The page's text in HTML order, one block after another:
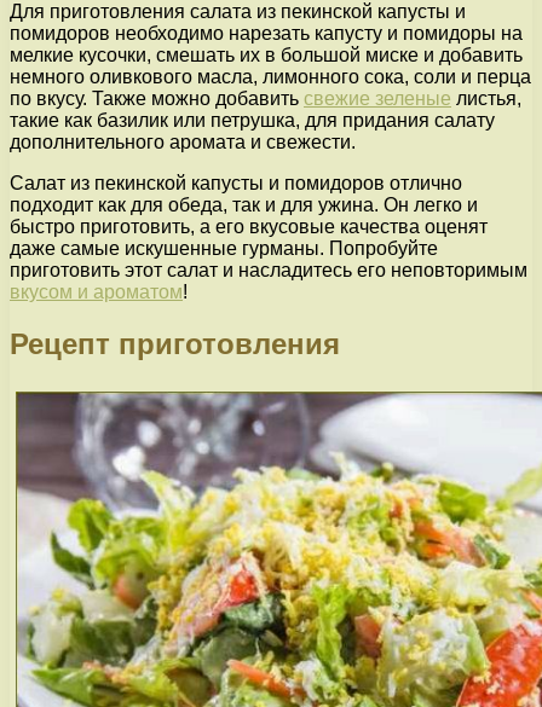
Для приготовления салата из пекинской капусты и
помидоров необходимо нарезать капусту и помидоры на
мелкие кусочки, смешать их в большой миске и добавить
немного оливкового масла, лимонного сока, соли и перца
по вкусу. Также можно добавить свежие зеленые листья,
такие как базилик или петрушка, для придания салату
дополнительного аромата и свежести.
Салат из пекинской капусты и помидоров отлично
подходит как для обеда, так и для ужина. Он легко и
быстро приготовить, а его вкусовые качества оценят
даже самые искушенные гурманы. Попробуйте
приготовить этот салат и насладитесь его неповторимым
вкусом и ароматом!
Рецепт приготовления